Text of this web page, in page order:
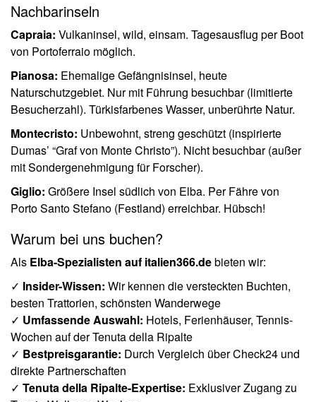
Nachbarinseln
Capraia: Vulkaninsel, wild, einsam. Tagesausflug per Boot
von Portoferraio möglich.
Pianosa: Ehemalige Gefängnisinsel, heute
Naturschutzgebiet. Nur mit Führung besuchbar (limitierte
Besucherzahl). Türkisfarbenes Wasser, unberührte Natur.
Montecristo: Unbewohnt, streng geschützt (inspirierte
Dumas’ “Graf von Monte Christo”). Nicht besuchbar (außer
mit Sondergenehmigung für Forscher).
Giglio: Größere Insel südlich von Elba. Per Fähre von
Porto Santo Stefano (Festland) erreichbar. Hübsch!
Warum bei uns buchen?
Als Elba-Spezialisten auf italien366.debieten wir:
✓ Insider-Wissen: Wir kennen die versteckten Buchten,
besten Trattorien, schönsten Wanderwege
✓ Umfassende Auswahl: Hotels, Ferienhäuser, Tennis-
Wochen auf der Tenuta della Ripalte
✓ Bestpreisgarantie: Durch Vergleich über Check24 und
direkte Partnerschaften
✓ Tenuta della Ripalte-Expertise: Exklusiver Zugang zu